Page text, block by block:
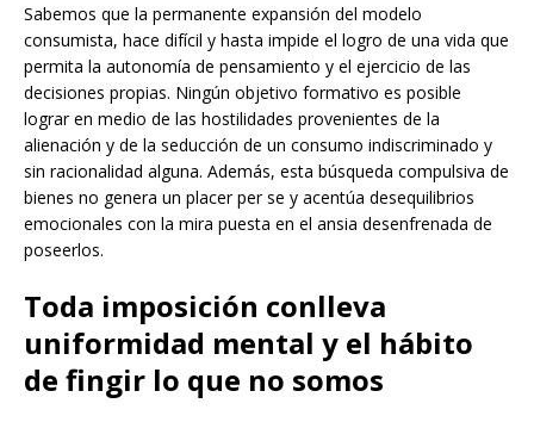
Sabemos que la permanente expansión del modelo
consumista, hace difícil y hasta impide el logro de una vida que
permita la autonomía de pensamiento y el ejercicio de las
decisiones propias. Ningún objetivo formativo es posible
lograr en medio de las hostilidades provenientes de la
alienación y de la seducción de un consumo indiscriminado y
sin racionalidad alguna. Además, esta búsqueda compulsiva de
bienes no genera un placer per se y acentúa desequilibrios
emocionales con la mira puesta en el ansia desenfrenada de
poseerlos.
Toda imposición conlleva
uniformidad mental y el hábito
de fingir lo que no somos